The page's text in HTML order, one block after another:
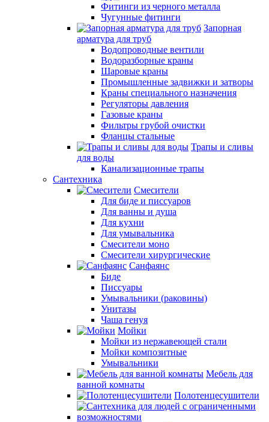
Фитинги из черного металла
Чугунные фитинги
Запорная
арматура для труб
Водопроводные вентили
Водоразборные краны
Шаровые краны
Промышленные задвижки и затворы
Краны специального назначения
Регуляторы давления
Газовые краны
Фильтры грубой очистки
Фланцы стальные
Трапы и сливы
для воды
Канализационные трапы
Сантехника
Смесители
Для биде и писсуаров
Для ванны и душа
Для кухни
Для умывальника
Смесители моно
Смесители хирургические
Санфаянс
Биде
Писсуары
Умывальники (раковины)
Унитазы
Чаша генуя
Мойки
Мойки из нержавеющей стали
Мойки композитные
Умывальники
Мебель для
ванной комнаты
Полотенцесушители